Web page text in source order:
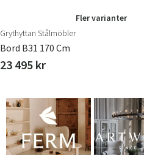
Fler varianter
Grythyttan Stålmöbler
Bord B31 170 Cm
23 495 kr